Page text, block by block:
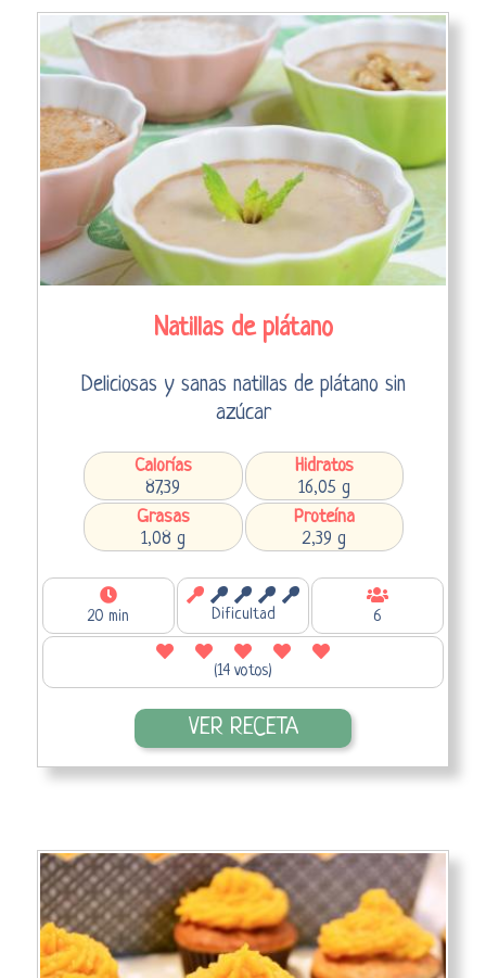
Natillas de plátano
Deliciosas y sanas natillas de plátano sin
azúcar
Calorías
87,39
Hidratos
16,05 g
Grasas
1,08 g
Proteína
2,39 g
20 min Dificultad 6
(14 votos)
VER RECETA